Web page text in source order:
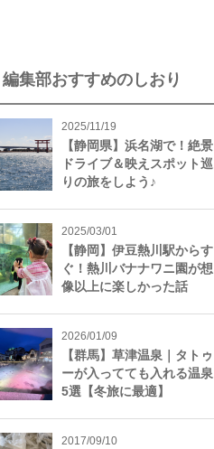
編集部おすすめのしおり
2025/11/19
【静岡県】浜名湖で！絶景
ドライブ＆映えスポット巡
りの旅をしよう♪
2025/03/01
【静岡】伊豆熱川駅からす
ぐ！熱川バナナワニ園が想
像以上に楽しかった話
2026/01/09
【群馬】草津温泉｜タトゥ
ーが入ってても入れる温泉
5選【冬旅に最適】
2017/09/10